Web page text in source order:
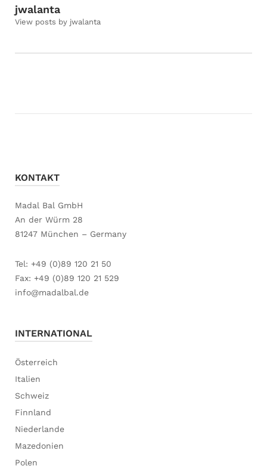
jwalanta
View posts by jwalanta
KONTAKT
Madal Bal GmbH
An der Würm 28
81247 München – Germany
Tel: +49 (0)89 120 21 50
Fax: +49 (0)89 120 21 529
info@madalbal.de
INTERNATIONAL
Österreich
Italien
Schweiz
Finnland
Niederlande
Mazedonien
Polen